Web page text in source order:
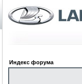
Индекс форума